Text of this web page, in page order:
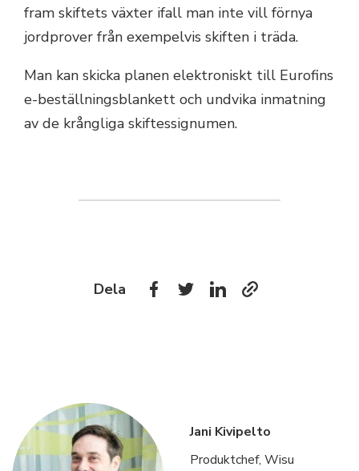
fram skiftets växter ifall man inte vill förnya
jordprover från exempelvis skiften i träda.
Man kan skicka planen elektroniskt till Eurofins
e-beställningsblankett och undvika inmatning
av de krångliga skiftessignumen.
Dela
Jani Kivipelto
Produktchef, Wisu